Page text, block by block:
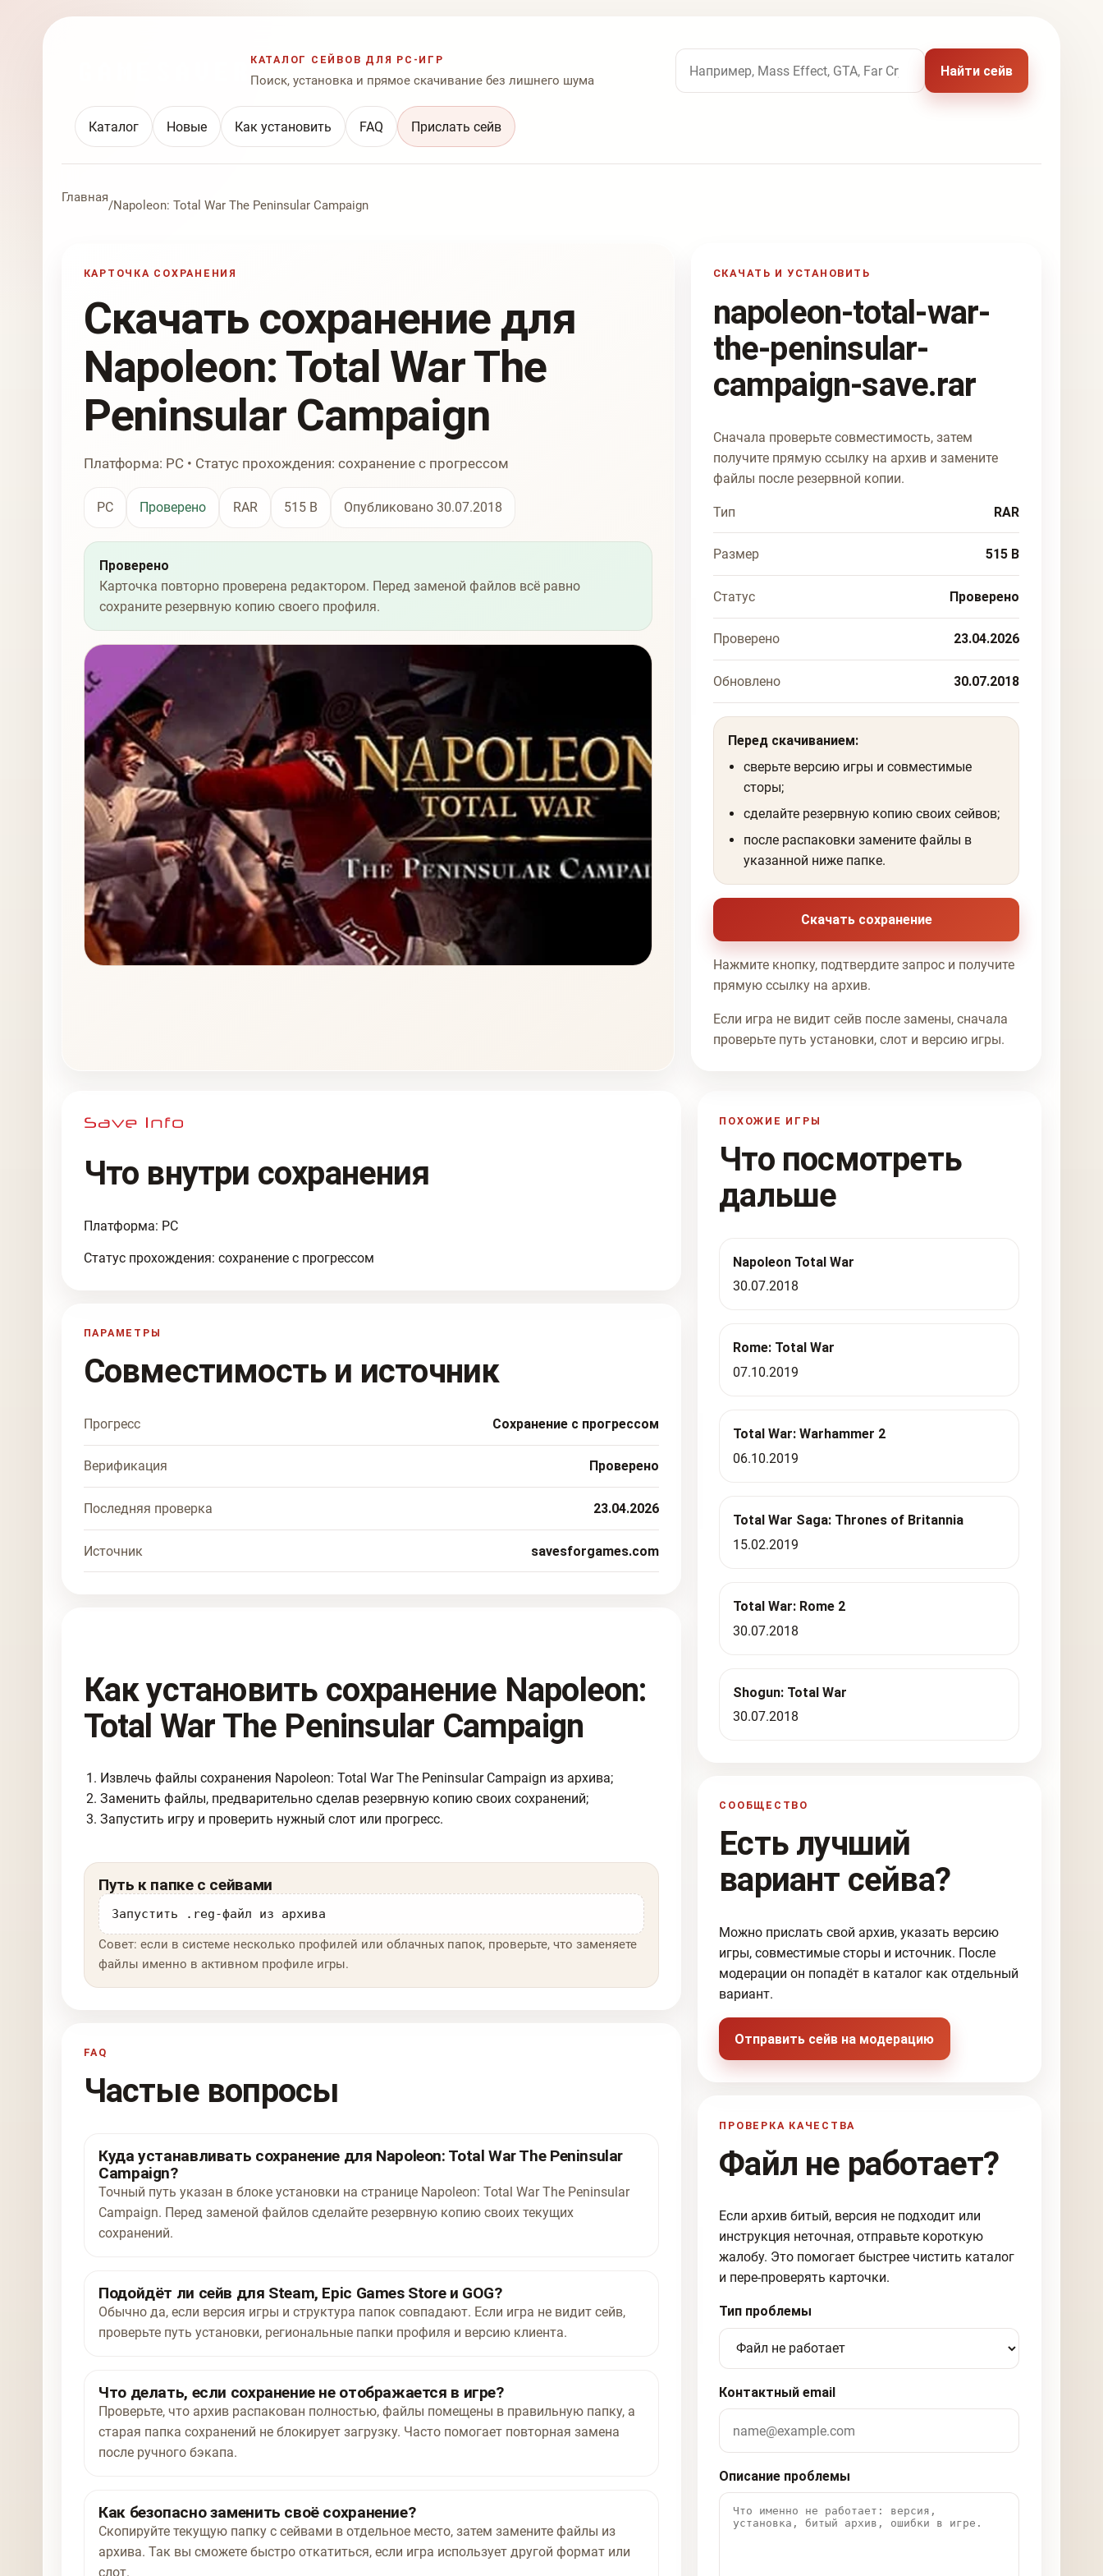
КАТАЛОГ СЕЙВОВ ДЛЯ PC-ИГР
Поиск, установка и прямое скачивание без лишнего шума
Поиск по названию игры
Найти сейв
Каталог Новые Как установить FAQ Прислать сейв
Главная
/Napoleon: Total War The Peninsular Campaign
КАРТОЧКА СОХРАНЕНИЯ
Скачать сохранение для
Napoleon: Total War The
Peninsular Campaign
Платформа: PC • Статус прохождения: сохранение с прогрессом
PC Проверено RAR 515 B Опубликовано 30.07.2018
Проверено
Карточка повторно проверена редактором. Перед заменой файлов всё равно
сохраните резервную копию своего профиля.
СКАЧАТЬ И УСТАНОВИТЬ
napoleon-total-war-
the-peninsular-
campaign-save.rar
Сначала проверьте совместимость, затем
получите прямую ссылку на архив и замените
файлы после резервной копии.
Тип RAR
Размер 515 B
Статус Проверено
Проверено 23.04.2026
Обновлено 30.07.2018
Перед скачиванием:
сверьте версию игры и совместимые
сторы;
сделайте резервную копию своих сейвов;
после распаковки замените файлы в
указанной ниже папке.
Скачать сохранение
Нажмите кнопку, подтвердите запрос и получите
прямую ссылку на архив.
Если игра не видит сейв после замены, сначала
проверьте путь установки, слот и версию игры.
Что внутри сохранения
Платформа: PC
Статус прохождения: сохранение с прогрессом
ПАРАМЕТРЫ
Совместимость и источник
Прогресс Сохранение с прогрессом
Верификация Проверено
Последняя проверка 23.04.2026
Источник savesforgames.com
Как установить сохранение Napoleon:
Total War The Peninsular Campaign
Извлечь файлы сохранения Napoleon: Total War The Peninsular Campaign из архива;
Заменить файлы, предварительно сделав резервную копию своих сохранений;
Запустить игру и проверить нужный слот или прогресс.
Путь к папке с сейвами
Запустить .reg-файл из архива
Совет: если в системе несколько профилей или облачных папок, проверьте, что заменяете
файлы именно в активном профиле игры.
FAQ
Частые вопросы
Куда устанавливать сохранение для Napoleon: Total War The Peninsular
Campaign?
Точный путь указан в блоке установки на странице Napoleon: Total War The Peninsular
Campaign. Перед заменой файлов сделайте резервную копию своих текущих
сохранений.
Подойдёт ли сейв для Steam, Epic Games Store и GOG?
Обычно да, если версия игры и структура папок совпадают. Если игра не видит сейв,
проверьте путь установки, региональные папки профиля и версию клиента.
Что делать, если сохранение не отображается в игре?
Проверьте, что архив распакован полностью, файлы помещены в правильную папку, а
старая папка сохранений не блокирует загрузку. Часто помогает повторная замена
после ручного бэкапа.
Как безопасно заменить своё сохранение?
Скопируйте текущую папку с сейвами в отдельное место, затем замените файлы из
архива. Так вы сможете быстро откатиться, если игра использует другой формат или
слот.
ПОХОЖИЕ ИГРЫ
Что посмотреть
дальше
Napoleon Total War
30.07.2018
Rome: Total War
07.10.2019
Total War: Warhammer 2
06.10.2019
Total War Saga: Thrones of Britannia
15.02.2019
Total War: Rome 2
30.07.2018
Shogun: Total War
30.07.2018
СООБЩЕСТВО
Есть лучший
вариант сейва?
Можно прислать свой архив, указать версию
игры, совместимые сторы и источник. После
модерации он попадёт в каталог как отдельный
вариант.
Отправить сейв на модерацию
ПРОВЕРКА КАЧЕСТВА
Файл не работает?
Если архив битый, версия не подходит или
инструкция неточная, отправьте короткую
жалобу. Это помогает быстрее чистить каталог
и пере-проверять карточки.
Тип проблемы
Контактный email
Описание проблемы